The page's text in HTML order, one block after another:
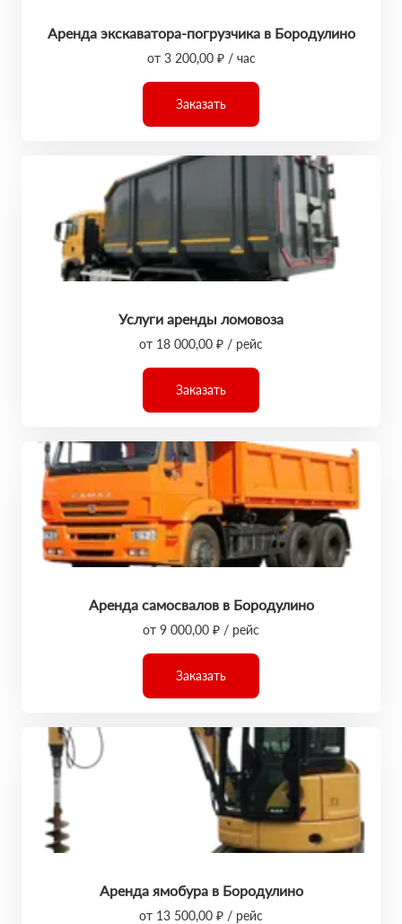
Аренда экскаватора-погрузчика в Бородулино
от 3 200,00 ₽ / час
Заказать
Услуги аренды ломовоза
от 18 000,00 ₽ / рейс
Заказать
Аренда самосвалов в Бородулино
от 9 000,00 ₽ / рейс
Заказать
Аренда ямобура в Бородулино
от 13 500,00 ₽ / рейс